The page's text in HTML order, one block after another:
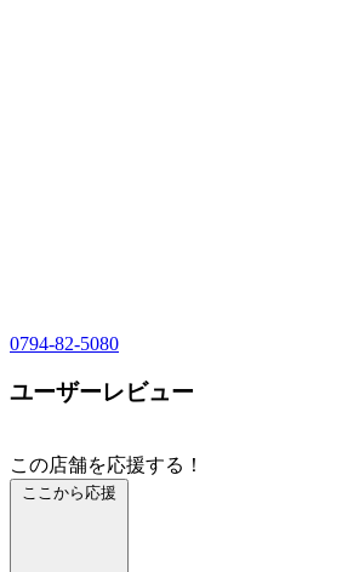
0794-82-5080
ユーザーレビュー
この店舗を応援する！
ここから応援